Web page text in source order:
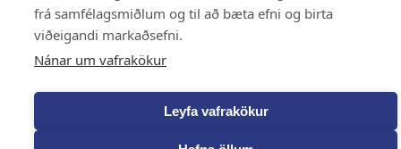
frá samfélagsmiðlum og til að bæta efni og birta
viðeigandi markaðsefni.
Nánar um vafrakökur
Leyfa vafrakökur